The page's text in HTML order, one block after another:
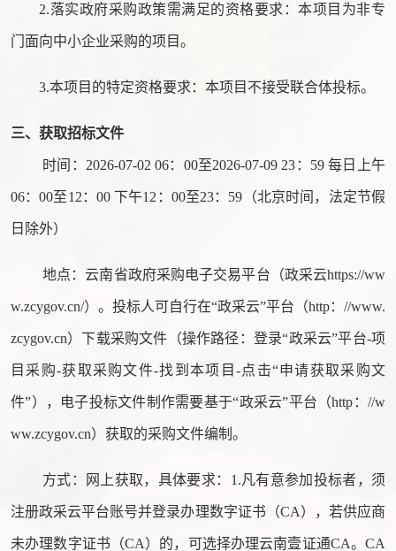
2.落实政府采购政策需满足的资格要求：本项目为非专
门面向中小企业采购的项目。
3.本项目的特定资格要求：本项目不接受联合体投标。
三、获取招标文件
时间： 2026-07-02 06：00至2026-07-09 23：59 每日上午
06：00至12：00 下午12：00至23：59（北京时间，法定节假
日除外）
地点：云南省政府采购电子交易平台（政采云https://ww
w.zcygov.cn/）。投标人可自行在“政采云”平台（http：//www.
zcygov.cn）下载采购文件（操作路径：登录“政采云”平台-项
目采购-获取采购文件-找到本项目-点击“申请获取采购文
件”），电子投标文件制作需要基于“政采云”平台（http：//w
ww.zcygov.cn）获取的采购文件编制。
方式：网上获取，具体要求： 1.凡有意参加投标者，须
注册政采云平台账号并登录办理数字证书（CA），若供应商
未办理数字证书（CA）的，可选择办理云南壹证通CA。CA